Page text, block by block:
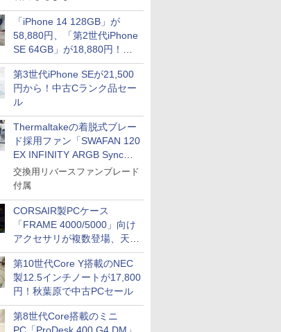
「iPhone 14 128GB」が
58,880円、「第2世代iPhone
SE 64GB」が18,880円！中
古Bランク品セール
第3世代iPhone SEが21,500
円から！中古Cランク品セー
ル
Thermaltakeの着脱式ブレー
ド採用ファン「SWAFAN 120
EX INFINITY ARGB Sync」
に単品パッケージ
交換用リバースファンブレード
付属
CORSAIR製PCケース
「FRAME 4000/5000」向け
アクセサリが複数登場、天然
木製パネルや背面コネクタ対
応トレイなど
第10世代Core Y搭載のNEC
製12.5インチノートが17,800
円！秋葉原で中古PCセール
第8世代Core搭載のミニ